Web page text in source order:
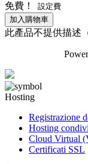
免費！
設定費
加入購物車
此產品不提供描述
Hosting
Registrazione
Hosting
Cloud Virtual
Certificati SSL